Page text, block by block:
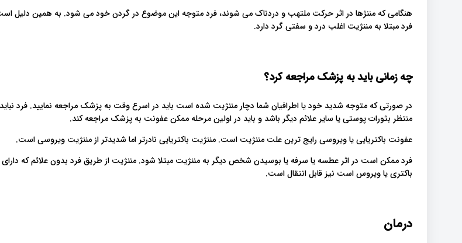
هنگامی که مننژها در اثر حرکت ملتهب و دردناک می شوند، فرد متوجه این موضوع در گردن خود می شود. به همین دلیل
فرد مبتلا به مننژیت اغلب درد و سفتی گرد دارد.
چه زمانی باید به پزشک مراجعه کرد؟
در صورتی که متوجه شدید خود یا اطرافیان شما دچار مننژیت شده است باید در اسرع وقت به پزشک مراجعه نمایید. فرد نباید
منتظر بثورات پوستی یا سایر علائم دیگر باشد و باید در اولین مرحله ممکن عفونت به پزشک مراجعه کند.
عفونت باکتریایی یا ویروسی رایج ترین علت مننژیت است. مننژیت باکتریایی نادرتر اما شدیدتر از مننژیت ویروسی است.
فرد ممکن است در اثر عطسه یا سرفه یا بوسیدن شخص دیگر به مننژیت مبتلا شود. مننژیت از طریق فرد بدون علائم که دارای
باکتری یا ویروس است نیز قابل انتقال است.
درمان